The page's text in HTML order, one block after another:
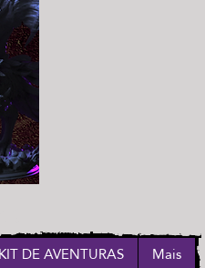
KIT DE AVENTURAS Mais